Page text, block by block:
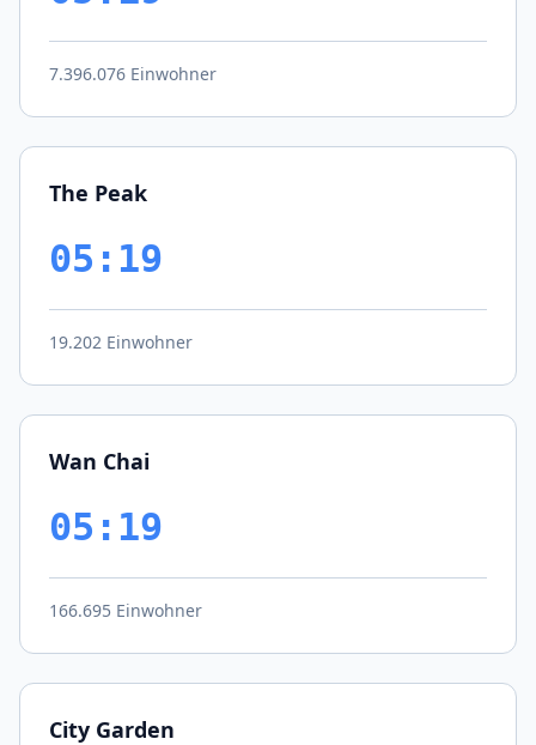
7.396.076 Einwohner
The Peak
05:19
19.202 Einwohner
Wan Chai
05:19
166.695 Einwohner
City Garden